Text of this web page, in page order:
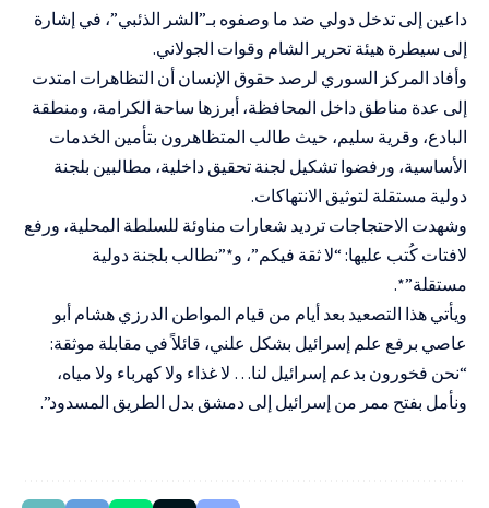
داعين إلى تدخل دولي ضد ما وصفوه بـ”الشر الذئبي”، في إشارة
إلى سيطرة هيئة تحرير الشام وقوات الجولاني.
وأفاد المركز السوري لرصد حقوق الإنسان أن التظاهرات امتدت
إلى عدة مناطق داخل المحافظة، أبرزها ساحة الكرامة، ومنطقة
البادع، وقرية سليم، حيث طالب المتظاهرون بتأمين الخدمات
الأساسية، ورفضوا تشكيل لجنة تحقيق داخلية، مطالبين بلجنة
دولية مستقلة لتوثيق الانتهاكات.
وشهدت الاحتجاجات ترديد شعارات مناوئة للسلطة المحلية، ورفع
لافتات كُتب عليها: “لا ثقة فيكم”، و*”نطالب بلجنة دولية
مستقلة”*.
ويأتي هذا التصعيد بعد أيام من قيام المواطن الدرزي هشام أبو
عاصي برفع علم إسرائيل بشكل علني، قائلاً في مقابلة موثقة:
“نحن فخورون بدعم إسرائيل لنا… لا غذاء ولا كهرباء ولا مياه،
ونأمل بفتح ممر من إسرائيل إلى دمشق بدل الطريق المسدود”.